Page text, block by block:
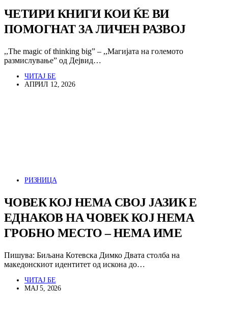
ЧЕТИРИ КНИГИ КОИ ЌЕ ВИ
ПОМОГНАТ ЗА ЛИЧЕН РАЗВОЈ
,,The magic of thinking big” – ,,Магијата на големото
размислување” од Дejвид…
ЧИТАЈ БЕ
АПРИЛ 12, 2026
РИЗНИЦА
ЧОВЕК КОЈ НЕМА СВОЈ ЈАЗИК Е
ЕДНАКОВ НА ЧОВЕК КОЈ НЕМА
ГРОБНО МЕСТО – НЕМА ИМЕ
Пишува: Биљана Котевска Димко Двата столба на
македонскиот идентитет од искона до…
ЧИТАЈ БЕ
МАЈ 5, 2026